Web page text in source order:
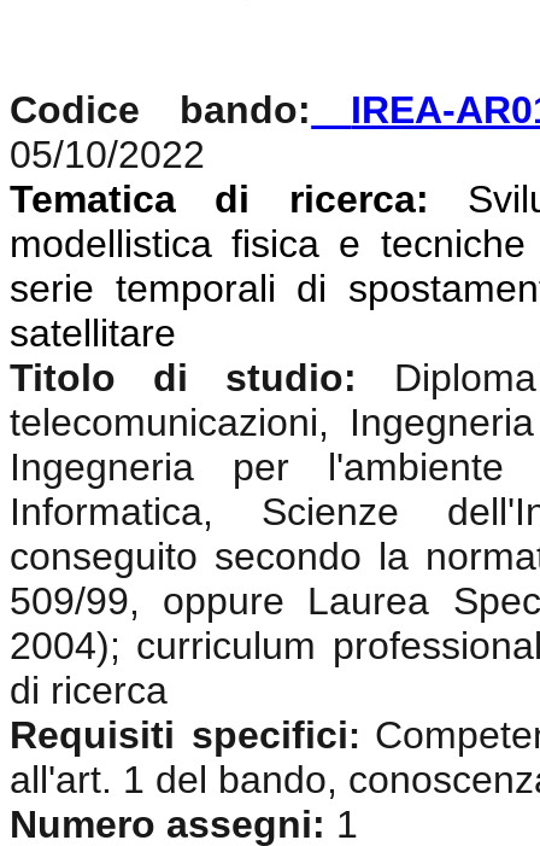
Codice bando:
IREA-
05/10/2022
Tematica di ricerca:
modellistica fisica e
serie temporali di
satellitare
Titolo di studio:
telecomunicazioni,
Ingegneria per
Informatica, Scienze
conseguito secondo la
509/99, oppure Laurea
2004); curriculum
di ricerca
Requisiti specifici:
all'art. 1 del bando,
Numero assegni: 1